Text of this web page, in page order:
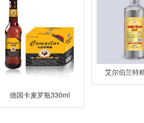
德国卡麦罗瓶330ml
艾尔伯兰特